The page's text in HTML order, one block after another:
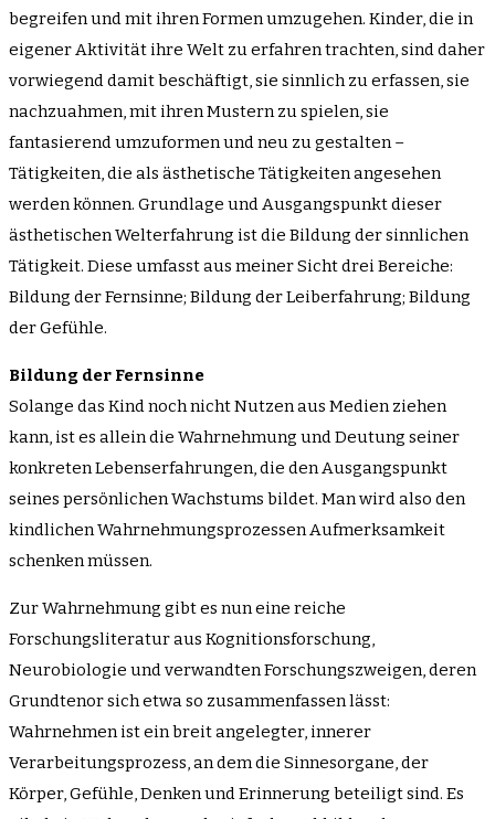
begreifen und mit ihren Formen umzugehen. Kinder, die in
eigener Aktivität ihre Welt zu erfahren trachten, sind daher
vorwiegend damit beschäftigt, sie sinnlich zu erfassen, sie
nachzuahmen, mit ihren Mustern zu spielen, sie
fantasierend umzuformen und neu zu gestalten –
Tätigkeiten, die als ästhetische Tätigkeiten angesehen
werden können. Grundlage und Ausgangspunkt dieser
ästhetischen Welterfahrung ist die Bildung der sinnlichen
Tätigkeit. Diese umfasst aus meiner Sicht drei Bereiche:
Bildung der Fernsinne; Bildung der Leiberfahrung; Bildung
der Gefühle.
Bildung der Fernsinne
Solange das Kind noch nicht Nutzen aus Medien ziehen
kann, ist es allein die Wahrnehmung und Deutung seiner
konkreten Lebenserfahrungen, die den Ausgangspunkt
seines persönlichen Wachstums bildet. Man wird also den
kindlichen Wahrnehmungsprozessen Aufmerksamkeit
schenken müssen.
Zur Wahrnehmung gibt es nun eine reiche
Forschungsliteratur aus Kognitionsforschung,
Neurobiologie und verwandten Forschungszweigen, deren
Grundtenor sich etwa so zusammenfassen lässt:
Wahrnehmen ist ein breit angelegter, innerer
Verarbeitungsprozess, an dem die Sinnesorgane, der
Körper, Gefühle, Denken und Erinnerung beteiligt sind. Es